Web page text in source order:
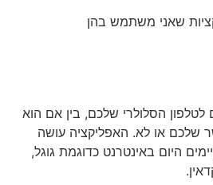
לטלפון הסלולרי שלכם, בין אם הוא
שלכם או לא. האפליקציה עושה
היום באינטרנט כדוגמת גוגל,